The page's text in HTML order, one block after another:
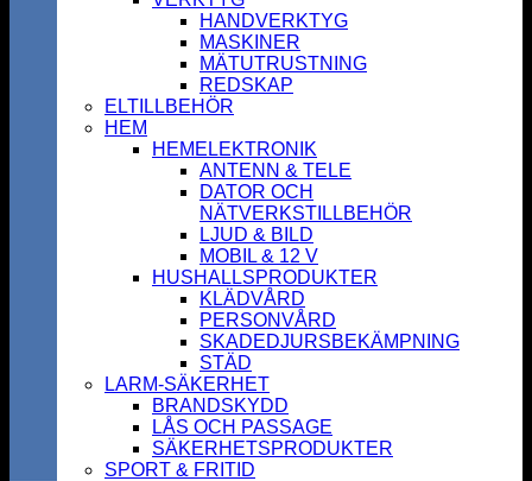
HANDVERKTYG
MASKINER
MÄTUTRUSTNING
REDSKAP
ELTILLBEHÖR
HEM
HEMELEKTRONIK
ANTENN & TELE
DATOR OCH
NÄTVERKSTILLBEHÖR
LJUD & BILD
MOBIL & 12 V
HUSHALLSPRODUKTER
KLÄDVÅRD
PERSONVÅRD
SKADEDJURSBEKÄMPNING
STÄD
LARM-SÄKERHET
BRANDSKYDD
LÅS OCH PASSAGE
SÄKERHETSPRODUKTER
SPORT & FRITID